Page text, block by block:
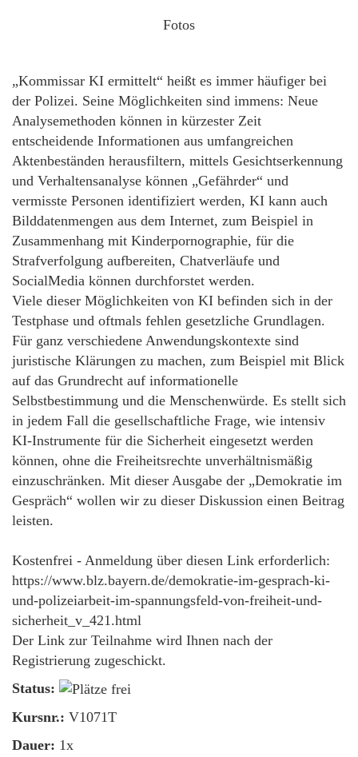
Fotos
„Kommissar KI ermittelt“ heißt es immer häufiger bei
der Polizei. Seine Möglichkeiten sind immens: Neue
Analysemethoden können in kürzester Zeit
entscheidende Informationen aus umfangreichen
Aktenbeständen herausfiltern, mittels Gesichtserkennung
und Verhaltensanalyse können „Gefährder“ und
vermisste Personen identifiziert werden, KI kann auch
Bilddatenmengen aus dem Internet, zum Beispiel in
Zusammenhang mit Kinderpornographie, für die
Strafverfolgung aufbereiten, Chatverläufe und
SocialMedia können durchforstet werden.
Viele dieser Möglichkeiten von KI befinden sich in der
Testphase und oftmals fehlen gesetzliche Grundlagen.
Für ganz verschiedene Anwendungskontexte sind
juristische Klärungen zu machen, zum Beispiel mit Blick
auf das Grundrecht auf informationelle
Selbstbestimmung und die Menschenwürde. Es stellt sich
in jedem Fall die gesellschaftliche Frage, wie intensiv
KI-Instrumente für die Sicherheit eingesetzt werden
können, ohne die Freiheitsrechte unverhältnismäßig
einzuschränken. Mit dieser Ausgabe der „Demokratie im
Gespräch“ wollen wir zu dieser Diskussion einen Beitrag
leisten.
Kostenfrei - Anmeldung über diesen Link erforderlich:
https://www.blz.bayern.de/demokratie-im-gesprach-ki-
und-polizeiarbeit-im-spannungsfeld-von-freiheit-und-
sicherheit_v_421.html
Der Link zur Teilnahme wird Ihnen nach der
Registrierung zugeschickt.
Status:
Kursnr.: V1071T
Dauer: 1x